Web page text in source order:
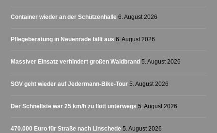
Container wieder an der Schützenhalle 6. August 2026
Pflegeberatung in Neuenrade fällt aus 6. August 2026
Massiver Einsatz verhindert großen Waldbrand 5. August 2026
SGV geht wieder auf Jedermann-Bike-Tour 5. August 2026
Der Schnellste war 25 km/h zu flott unterwegs 5. August 2026
470.000 Euro für Straße nach Linschede 5. August 2026